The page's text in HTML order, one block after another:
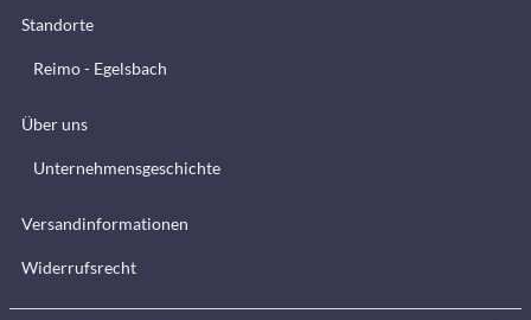
Standorte
Reimo - Egelsbach
Über uns
Unternehmensgeschichte
Versandinformationen
Widerrufsrecht